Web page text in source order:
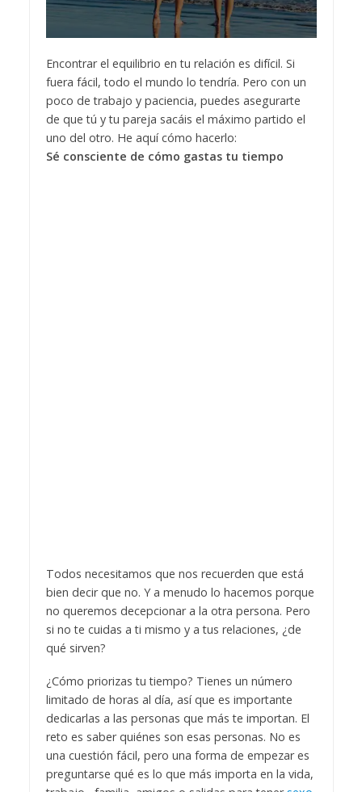
Encontrar el equilibrio en tu relación es difícil. Si
fuera fácil, todo el mundo lo tendría. Pero con un
poco de trabajo y paciencia, puedes asegurarte
de que tú y tu pareja sacáis el máximo partido el
uno del otro. He aquí cómo hacerlo:
Sé consciente de cómo gastas tu tiempo
Todos necesitamos que nos recuerden que está
bien decir que no. Y a menudo lo hacemos porque
no queremos decepcionar a la otra persona. Pero
si no te cuidas a ti mismo y a tus relaciones, ¿de
qué sirven?
¿Cómo priorizas tu tiempo? Tienes un número
limitado de horas al día, así que es importante
dedicarlas a las personas que más te importan. El
reto es saber quiénes son esas personas. No es
una cuestión fácil, pero una forma de empezar es
preguntarse qué es lo que más importa en la vida,